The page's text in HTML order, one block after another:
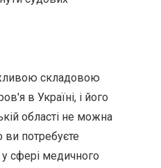
складовою
в Україні, і його
області не можна
потребуєте
сфері медичного